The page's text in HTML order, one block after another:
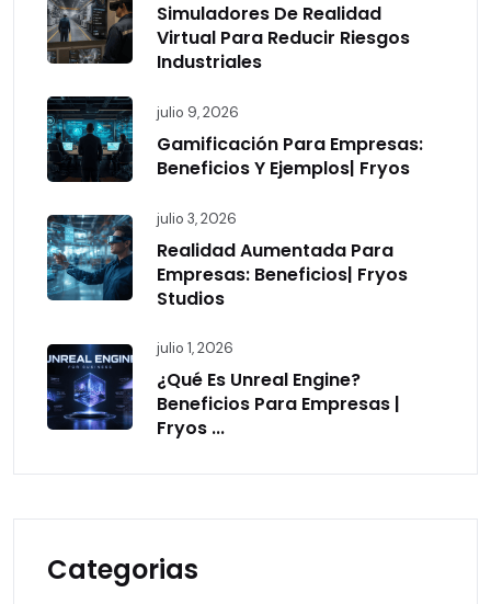
Simuladores De Realidad
Virtual Para Reducir Riesgos
Industriales
julio 9, 2026
Gamificación Para Empresas:
Beneficios Y Ejemplos| Fryos
julio 3, 2026
Realidad Aumentada Para
Empresas: Beneficios| Fryos
Studios
julio 1, 2026
¿Qué Es Unreal Engine?
Beneficios Para Empresas |
Fryos ...
Categorias